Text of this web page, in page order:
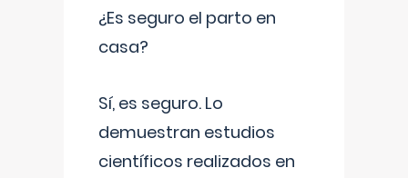
¿Es seguro el parto en
casa?
Sí, es seguro. Lo
demuestran estudios
científicos realizados en